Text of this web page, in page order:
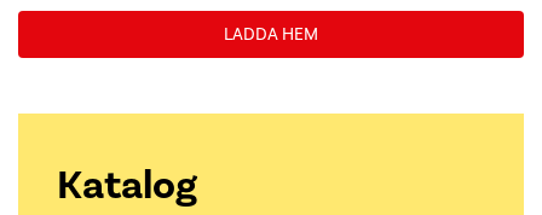
LADDA HEM
Katalog